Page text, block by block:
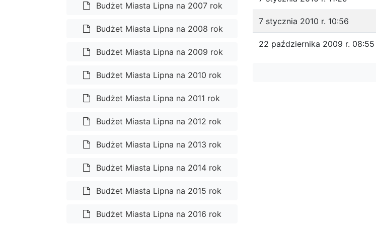
Budżet Miasta Lipna na 2007 rok
Budżet Miasta Lipna na 2008 rok
Budżet Miasta Lipna na 2009 rok
Budżet Miasta Lipna na 2010 rok
Budżet Miasta Lipna na 2011 rok
Budżet Miasta Lipna na 2012 rok
Budżet Miasta Lipna na 2013 rok
Budżet Miasta Lipna na 2014 rok
Budżet Miasta Lipna na 2015 rok
Budżet Miasta Lipna na 2016 rok
7 stycznia 2010 r. 10:56
22 października 2009 r. 08:55